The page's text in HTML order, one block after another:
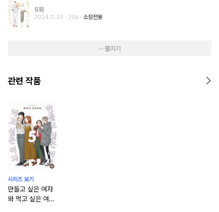
5화
2024.11.20 · 20p 소장전용
··· 펼치기
관련 작품
시리즈 보기
만들고 싶은 여자
와 먹고 싶은 여자